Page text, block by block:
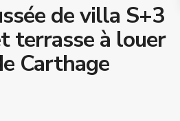
de villa S+3
terrasse à louer
Carthage